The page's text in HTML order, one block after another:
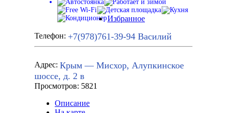
Избранное
Телефон: +7(978)761-39-94 Василий
Адрес: Крым — Мисхор, Алупкинское
шоссе, д. 2 в
Просмотров: 5821
Описание